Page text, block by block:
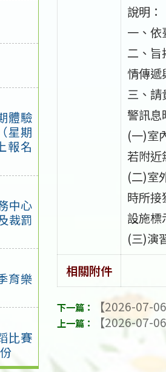
體驗
星期
報名
中心
裁罰
育樂
比賽
說明：
一、依
二、
情傳遞
三、請
警訊息
(一)室
若附近
(二)室
時所接
設施標
(三)演
相關附件
【2026-07-06
【2026-07-